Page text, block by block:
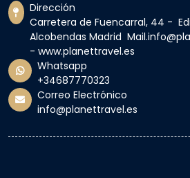
Dirección
Carretera de Fuencarral, 44 -
Alcobendas Madrid
- www.planettravel.es
Whatsapp
+34687770323
Correo Electrónico
info@planettravel.es